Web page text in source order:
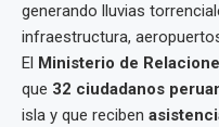
generando lluvias
infraestructura,
El Ministerio de
que 32 ciudadanos
isla y que reciben